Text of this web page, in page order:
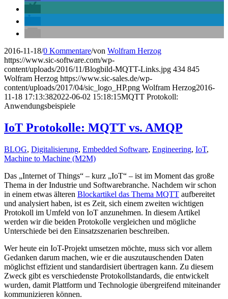
2016-11-18/0 Kommentare/von Wolfram Herzog
https://www.sic-software.com/wp-
content/uploads/2016/11/Blogbild-MQTT-Links.jpg 434 845
Wolfram Herzog https://www.sic-sales.de/wp-
content/uploads/2017/04/sic_logo_HP.png Wolfram Herzog2016-
11-18 17:13:382022-06-02 15:18:15MQTT Protokoll:
Anwendungsbeispiele
IoT Protokolle: MQTT vs. AMQP
BLOG, Digitalisierung, Embedded Software, Engineering, IoT,
Machine to Machine (M2M)
Das „Internet of Things“ – kurz „IoT“ – ist im Moment das große
Thema in der Industrie und Softwarebranche. Nachdem wir schon
in einem etwas älteren Blockartikel das Thema MQTT aufbereitet
und analysiert haben, ist es Zeit, sich einem zweiten wichtigen
Protokoll im Umfeld von IoT anzunehmen. In diesem Artikel
werden wir die beiden Protokolle vergleichen und mögliche
Unterschiede bei den Einsatzszenarien beschreiben.
Wer heute ein IoT-Projekt umsetzen möchte, muss sich vor allem
Gedanken darum machen, wie er die auszutauschenden Daten
möglichst effizient und standardisiert übertragen kann. Zu diesem
Zweck gibt es verschiedenste Protokollstandards, die entwickelt
wurden, damit Plattform und Technologie übergreifend miteinander
kommunizieren können.